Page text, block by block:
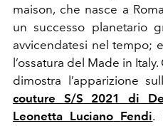
maison, che nasce a
un successo planetario
avvicendatesi nel tempo;
l’ossatura del Made in
dimostra l’apparizione
couture S/S 2021 di
Leonetta Luciano Fendi.